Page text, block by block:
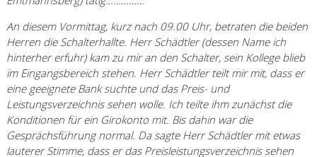
An diesem Vormittag, kurz nach 09.00 Uhr, betraten die beiden
Herren die Schalterhallte. Herr Schädtler (dessen Name ich
hinterher erfuhr) kam zu mir an den Schalter, sein Kollege blieb
im Eingangsbereich stehen. Herr Schädtler teilt mir mit, dass er
eine geeignete Bank suchte und das Preis- und
Leistungsverzeichnis sehen wolle. Ich teilte ihm zunächst die
Konditionen für ein Girokonto mit. Bis dahin war die
Gesprächsführung normal. Da sagte Herr Schädtler mit etwas
lauterer Stimme, dass er das Preisleistungsverzeichnis sehen